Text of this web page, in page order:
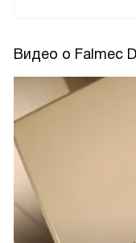
Видео о Falmec